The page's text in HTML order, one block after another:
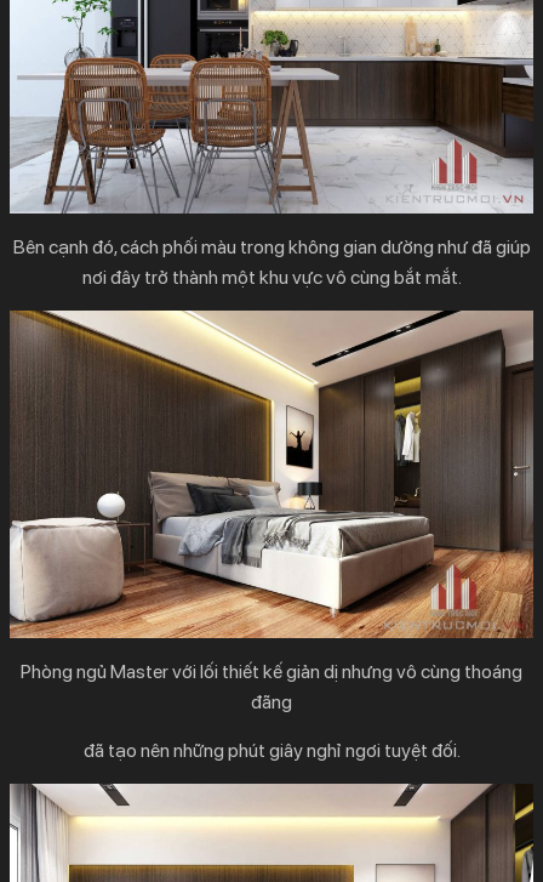
Bên cạnh đó, cách phối màu trong không gian dường như đã giúp
nơi đây trở thành một khu vực vô cùng bắt mắt.
Phòng ngủ Master với lối thiết kế giản dị nhưng vô cùng thoáng
đãng
đã tạo nên những phút giây nghỉ ngơi tuyệt đối.